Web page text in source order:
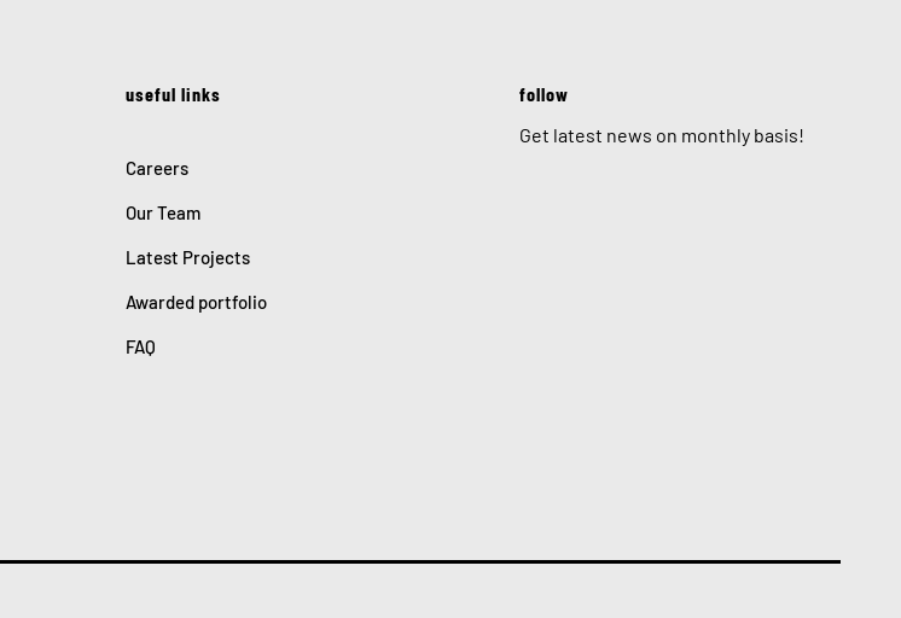
useful links
Careers
Our Team
Latest Projects
Awarded portfolio
FAQ
follow
Get latest news on monthly basis!